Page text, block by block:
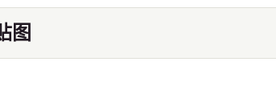
图